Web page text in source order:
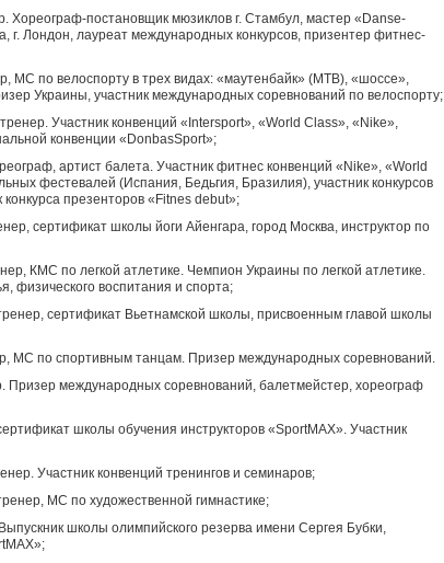
постановщик мюзиклов г. Стамбул, мастер «Danse-
Лондон, лауреат международных конкурсов, призентер фитнес-
МС по велоспорту в трех видах: «маутенбайк» (МТВ), «шоссе»,
Украины, участник международных соревнований по велоспорту;
Участник конвенций «Intersport», «World Class», «Nike»,
конвенции «DonbasSport»;
артист балета. Участник фитнес конвенций «Nike», «World
фестевалей (Испания, Бедьгия, Бразилия), участник конкурсов
презенторов «Fitnes debut»;
сертификат школы йоги Айенгара, город Москва, инструктор по
КМС по легкой атлетике. Чемпион Украины по легкой атлетике.
физического воспитания и спорта;
сертификат Вьетнамской школы, присвоенным главой школы
МС по спортивным танцам. Призер международных соревнований.
международных соревнований, балетмейстер, хореограф
школы обучения инструкторов «SportMAX». Участник
Участник конвенций тренингов и семинаров;
МС по художественной гимнастике;
школы олимпийского резерва имени Сергея Бубки,